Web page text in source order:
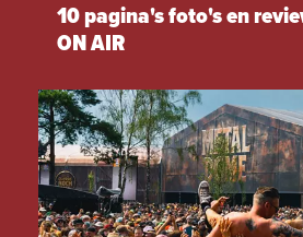
10 pagina's foto's en
ON AIR